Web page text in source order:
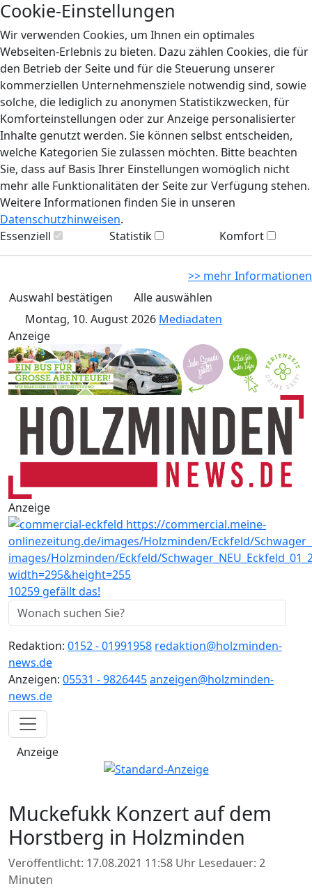
Cookie-Einstellungen
Wir verwenden Cookies, um Ihnen ein optimales
Webseiten-Erlebnis zu bieten. Dazu zählen Cookies, die für
den Betrieb der Seite und für die Steuerung unserer
kommerziellen Unternehmensziele notwendig sind, sowie
solche, die lediglich zu anonymen Statistikzwecken, für
Komforteinstellungen oder zur Anzeige personalisierter
Inhalte genutzt werden. Sie können selbst entscheiden,
welche Kategorien Sie zulassen möchten. Bitte beachten
Sie, dass auf Basis Ihrer Einstellungen womöglich nicht
mehr alle Funktionalitäten der Seite zur Verfügung stehen.
Weitere Informationen finden Sie in unseren
Datenschutzhinweisen.
Essenziell
Statistik Komfort
>> mehr Informationen
Auswahl bestätigen
Alle auswählen
Montag, 10. August 2026 Mediadaten
Anzeige
Anzeige
10259 gefällt das!
Redaktion: 0152 - 01991958 redaktion@holzminden-
news.de
Anzeigen: 05531 - 9826445anzeigen@holzminden-
news.de
Anzeige
Muckefukk Konzert auf dem
Horstberg in Holzminden
Veröffentlicht: 17.08.2021 11:58 Uhr Lesedauer: 2
Minuten